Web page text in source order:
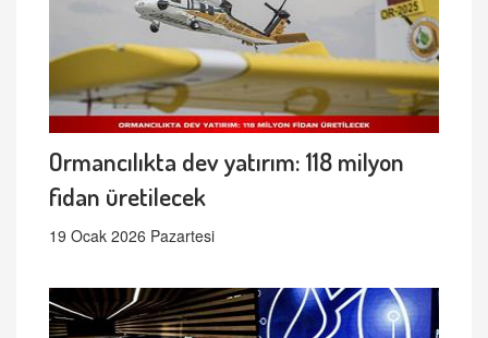
Ormancılıkta dev yatırım: 118 milyon
fidan üretilecek
19 Ocak 2026 Pazartesi